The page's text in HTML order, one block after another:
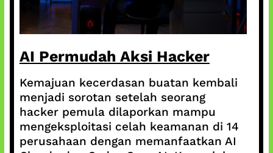
AI Permudah Aksi Hacker
Kemajuan kecerdasan buatan kembali
menjadi sorotan setelah seorang
hacker pemula dilaporkan mampu
mengeksploitasi celah keamanan di 14
perusahaan dengan memanfaatkan AI